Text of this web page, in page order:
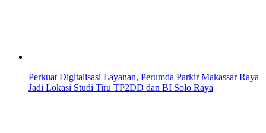
Perkuat Digitalisasi Layanan, Perumda Parkir Makassar Raya
Jadi Lokasi Studi Tiru TP2DD dan BI Solo Raya